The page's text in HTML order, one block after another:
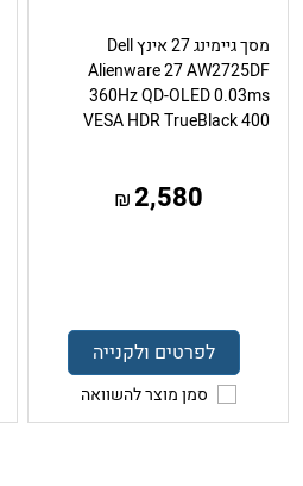
מסך גיימינג 27 אינץ Dell
Alienware 27 AW2725DF
360Hz QD-OLED 0.03ms
VESA HDR TrueBlack 400
2,580
₪
לפרטים ולקנייה
סמן מוצר להשוואה